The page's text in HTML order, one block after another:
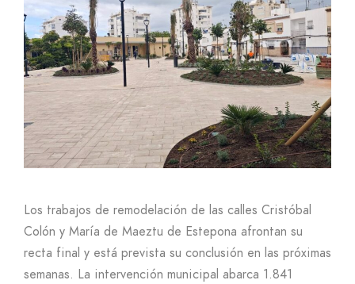
Los trabajos de remodelación de las calles Cristóbal
Colón y María de Maeztu de Estepona afrontan su
recta final y está prevista su conclusión en las próximas
semanas. La intervención municipal abarca 1.841